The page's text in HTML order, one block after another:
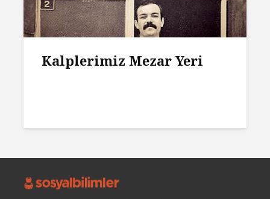
Kalplerimiz Mezar Yeri